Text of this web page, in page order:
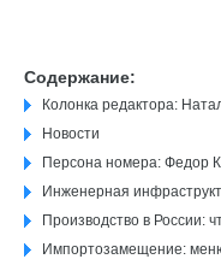
Содержание:
Колонка редактора:
Новости
Персона номера: Федор
Инженерная
Производство в России:
Импортозамещение: